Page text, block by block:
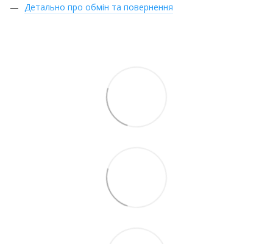
Детально про обмін та повернення